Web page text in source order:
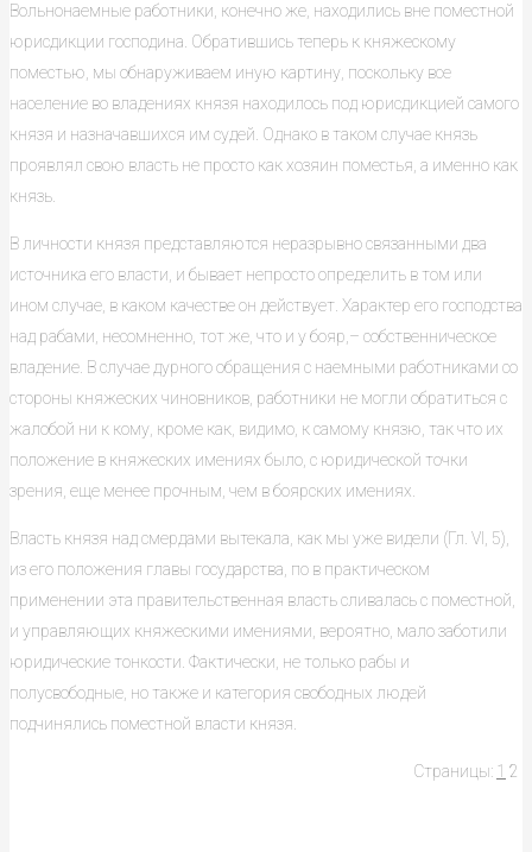
Вольнонаемные работники, конечно же, находились вне поместной
юрисдикции господина. Обратившись теперь к княжескому
поместью, мы обнаруживаем иную картину, поскольку все
население во владениях князя находилось под юрисдикцией самого
князя и назначавшихся им судей. Однако в таком случае князь
проявлял свою власть не просто как хозяин поместья, а именно как
князь.
В личности князя представляются неразрывно связанными два
источника его власти, и бывает непросто определить в том или
ином случае, в каком качестве он действует. Характер его господства
над рабами, несомненно, тот же, что и у бояр,– собственническое
владение. В случае дурного обращения с наемными работниками со
стороны княжеских чиновников, работники не могли обратиться с
жалобой ни к кому, кроме как, видимо, к самому князю, так что их
положение в княжеских имениях было, с юридической точки
зрения, еще менее прочным, чем в боярских имениях.
Власть князя над смердами вытекала, как мы уже видели (Гл. VI, 5),
из его положения главы государства, по в практическом
применении эта правительственная власть сливалась с поместной,
и управляющих княжескими имениями, вероятно, мало заботили
юридические тонкости. Фактически, не только рабы и
полусвободные, но также и категория свободных людей
подчинялись поместной власти князя.
Страницы: 1 2